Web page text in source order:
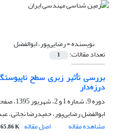
نویسنده =رضایی‌پور، ابوالفضل
تعداد مقالات: 1
بررسی تأثیر زبری سطح
درزه‌دار
دوره 9، شماره 1 و 2، شهریور 1395، صفحه
ابوالفضل رضایی‌پور، حمیدرضا نجاتی،
مشاهده مقاله
اصل مقاله K